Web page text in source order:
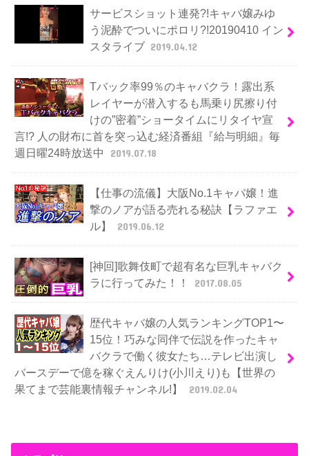
サービスショット連発?!キャバ嬢みゆ
う泥酔でついにポロリ?!20190410 イン
スタライブ 2019.04.12
Tバック率99％のキャバクラ！露出系
レイヤーが潜入するも馬乗り尻擦り付
けの”密着”ショータイムにリタイヤ宣
言!? 人の財布に首を突っ込む経済番組『給与明細』毎
週日曜24時放送中
2019.07.18
【仕事の流儀】大阪No.1キャバ嬢！進
撃のノアが語る売れる秘訣【ラファエ
ル】
2019.06.12
[神回]歌舞伎町で超有名な巨乳キャバク
ラに行ってみた！！
2017.08.05
歴代キャバ嬢の人気ランキングTOP1〜
15位！巧みな同伴で伝説を作ったキャ
バクラで働く彼女たち…テレビ出演し
バースデーで億を稼ぐえんりけ(小川えり)も【世界の
果てまで芸能裏情報チャンネル!】
2019.02.04